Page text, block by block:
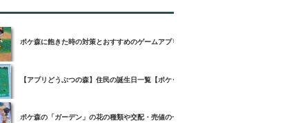
ポケ森に飽きた時の対策とおすすめのゲームアプリ3選！
【アプリどうぶつの森】住民の誕生日一覧【ポケットキャンプ】
ポケ森の「ガーデン」の花の種類や交配・売値の一覧【どうぶつの森ポケットキャン